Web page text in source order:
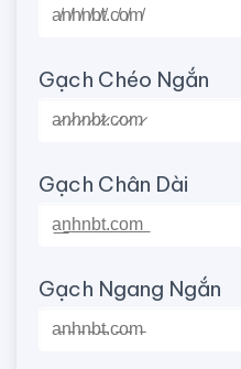
Gạch Chéo Ngắn
Gạch Chân Dài
Gạch Ngang Ngắn